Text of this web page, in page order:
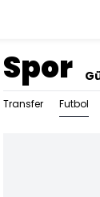
Spor
Transfer Futbol